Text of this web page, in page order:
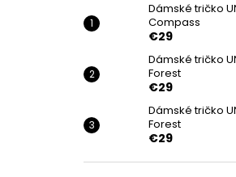
Dámské tričko
Compass
€29
Dámské tričko
Forest
€29
Dámské tričko
Forest
€29
DÁMSKÉ TRIČKO